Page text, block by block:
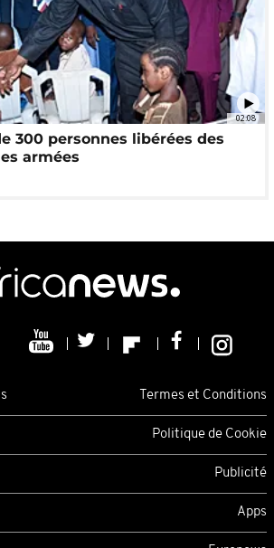
02:08
300 personnes libérées des
armées
Termes et Conditions
Politique de Cookie
Publicité
Apps